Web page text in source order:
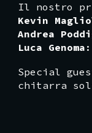
Il nostro
Kevin
Andrea
Luca Genoma
Special
chitarra